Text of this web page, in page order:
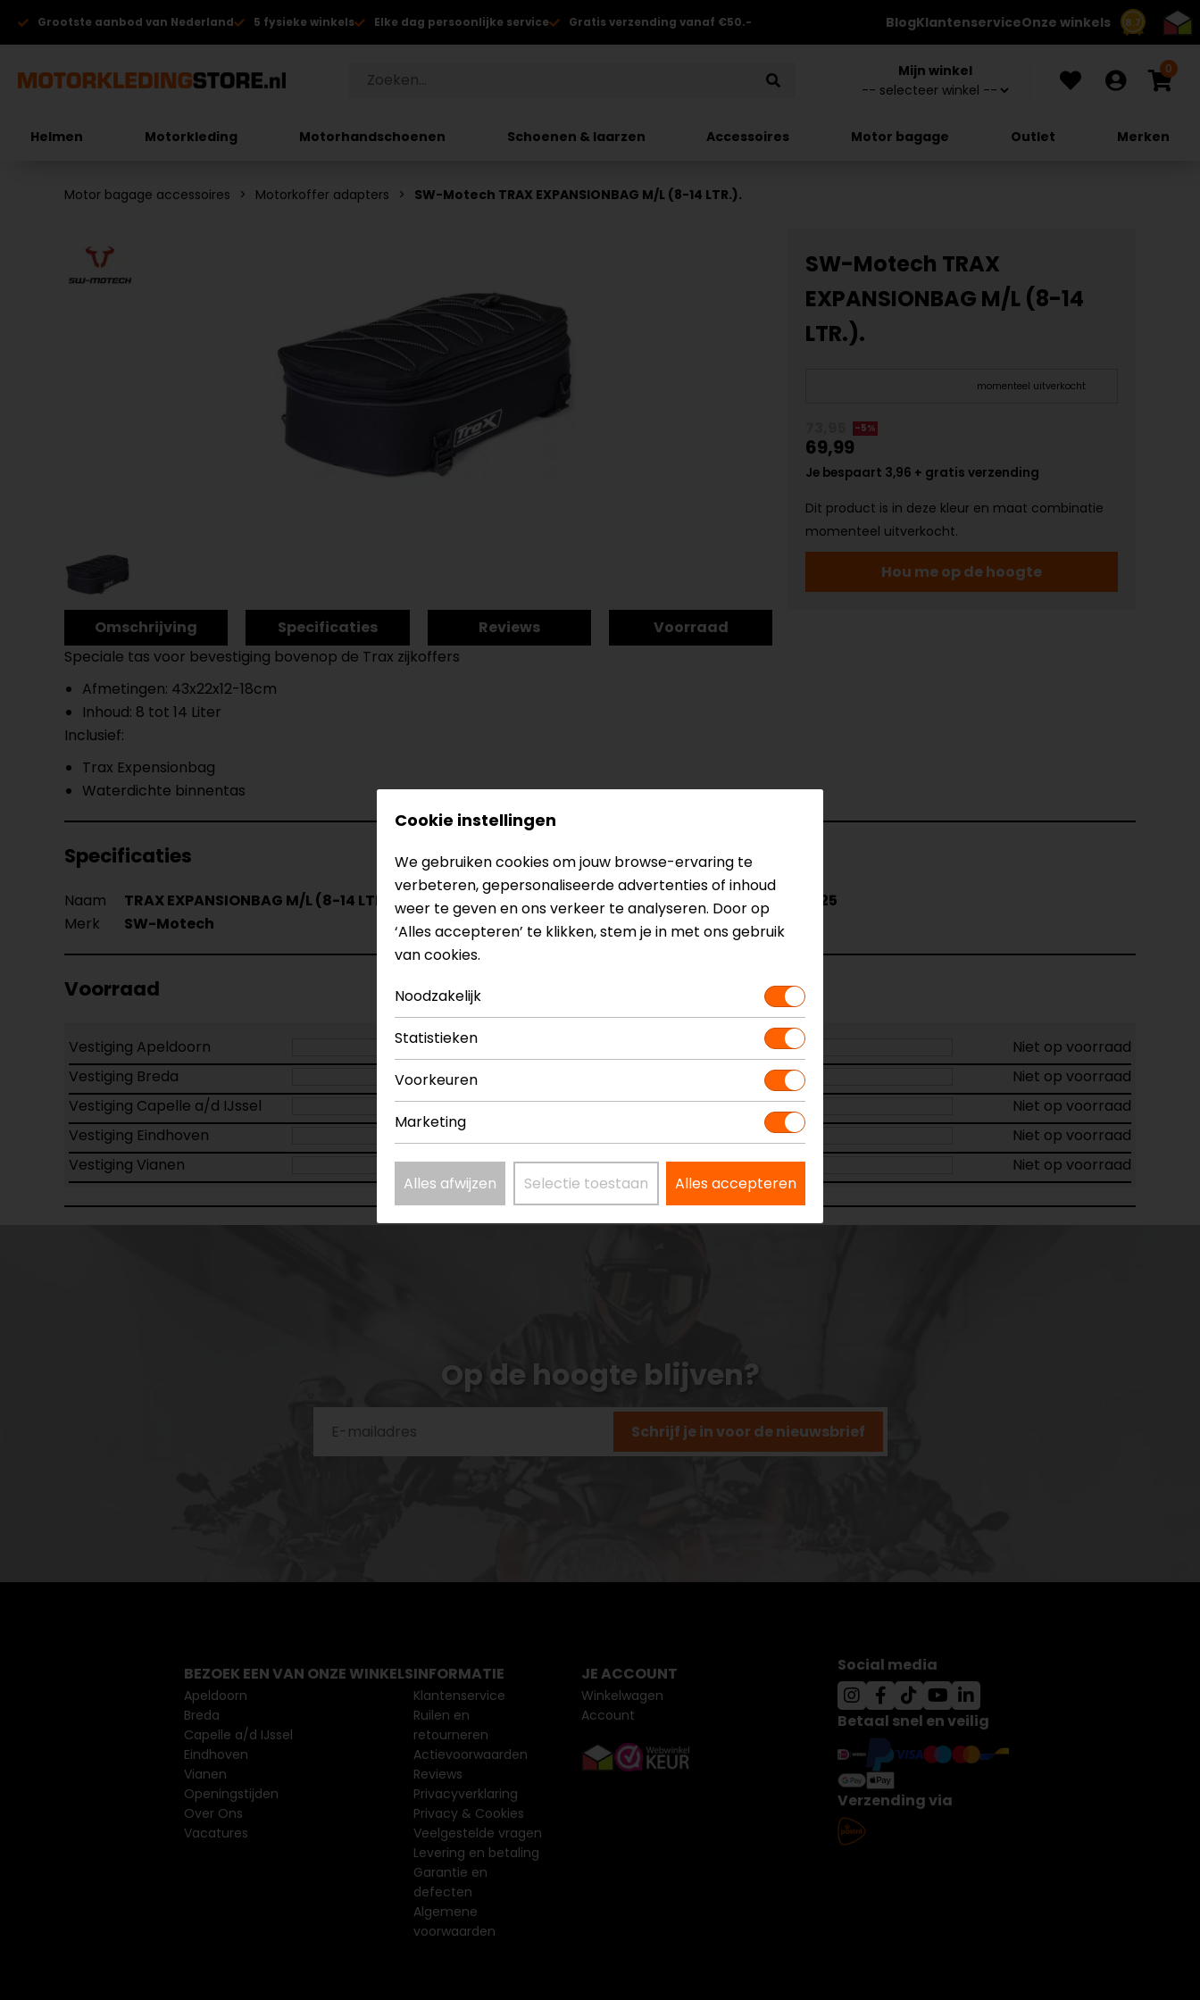
8.7
Grootste aanbod van Nederland 5 fysieke winkels Elke dag persoonlijke service Gratis verzending vanaf €50.- BlogKlantenserviceOnze winkels
Mijn winkel 0
Helmen Motorkleding Motorhandschoenen Schoenen & laarzen Accessoires Motor bagage Outlet Merken
Motor bagage accessoires Motorkoffer adapters SW-Motech TRAX EXPANSIONBAG M/L (8-14 LTR.).
SW-Motech TRAX
EXPANSIONBAG M/L (8-14
LTR.).
momenteel uitverkocht
-5%
69,99
Je bespaart 3,96 + gratis verzending
Dit product is in deze kleur en maat combinatie
momenteel uitverkocht.
Hou me op de hoogte
Omschrijving Specificaties Reviews
Voorraad
Speciale tas voor bevestiging bovenop de Trax zijkoffers
Afmetingen: 43x22x12-18cm
Inhoud: 8 tot 14 Liter
Inclusief:
Trax Expensionbag
Waterdichte binnentas
Specificaties
Naam TRAX EXPANSIONBAG M/L (8-14 LTR.). Model
1874525
Merk
SW-Motech Kleur N.v.t.
Voorraad
Vestiging Apeldoorn
Niet op voorraad
Vestiging Breda
Niet op voorraad
Vestiging Capelle a/d IJssel
Niet op voorraad
Vestiging Eindhoven
Niet op voorraad
Vestiging Vianen
Niet op voorraad
Op de hoogte blijven?
Schrijf je in voor de nieuwsbrief
Cookie instellingen
We gebruiken cookies om jouw browse-ervaring te
verbeteren, gepersonaliseerde advertenties of inhoud
weer te geven en ons verkeer te analyseren. Door op
‘Alles accepteren’ te klikken, stem je in met ons gebruik
van cookies.
Noodzakelijk
Statistieken
Voorkeuren
Marketing
Alles afwijzen Selectie toestaan Alles accepteren
BEZOEK EEN VAN ONZE WINKELS
Apeldoorn
Breda
Capelle a/d IJssel
Eindhoven
Vianen
Openingstijden
Over Ons
Vacatures
INFORMATIE
Klantenservice
Ruilen en
retourneren
Actievoorwaarden
Reviews
Privacyverklaring
Privacy & Cookies
Veelgestelde vragen
Levering en betaling
Garantie en
defecten
Algemene
voorwaarden
JE ACCOUNT
Winkelwagen
Account
Social media
Betaal snel en veilig
Verzending via